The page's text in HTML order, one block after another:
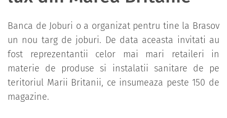
Banca de Joburi o a organizat pentru tine la Brasov
un nou targ de joburi. De data aceasta invitati au
fost reprezentantii celor mai mari retaileri in
materie de produse si instalatii sanitare de pe
teritoriul Marii Britanii, ce insumeaza peste 150 de
magazine.